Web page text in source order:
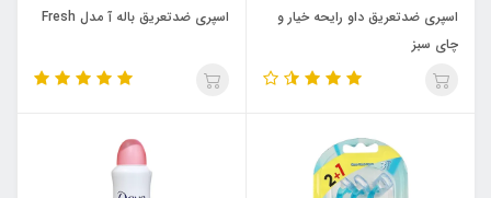
اسپری ضدتعریق داو رایحه خیار و
چای سبز
اسپری ضدتعریق باله آ مدل Fresh